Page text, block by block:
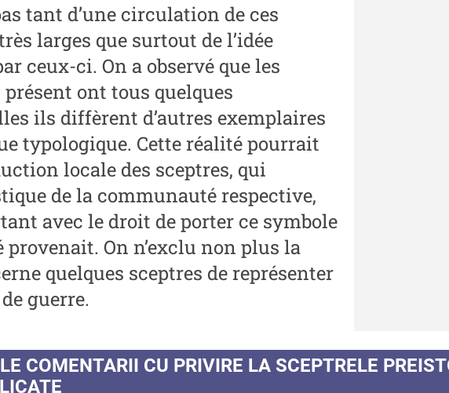
Buletinul Centrului de
Cercetare și Conservare-
Restaurare a Patrimoniului -
2021
Buletinul Centrului de
Cercetare și Conservare-
Restaurare a Patrimoniului -
2020
Buletinul Centrului de
Cercetare și Conservare-
Restaurare a Patrimoniului -
2019
Indexul Complet
Alte publicatii, cataloage, volume de
autor
Informații Utile
tant d’une circulation de ces
larges que surtout de l’idée
ceux-ci. On a observé que les
ont tous quelques
ils diffèrent d’autres exemplaires
typologique. Cette réalité pourrait
locale des sceptres, qui
de la communauté respective,
avec le droit de porter ce symbole
provenait. On n’exclu non plus la
quelques sceptres de représenter
guerre.
COMENTARII CU PRIVIRE LA SCEPTRELE